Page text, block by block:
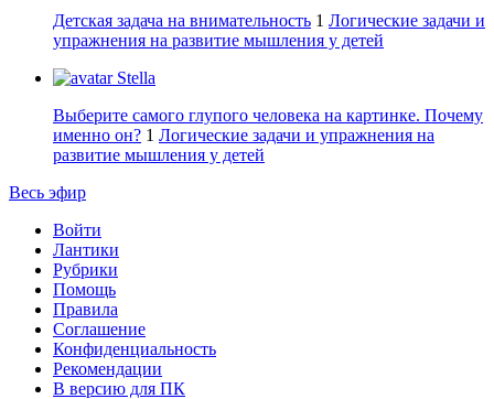
Детская задача на внимательность 1 Логические задачи и
упражнения на развитие мышления у детей
Stella
Выберите самого глупого человека на картинке. Почему
именно он? 1 Логические задачи и упражнения на
развитие мышления у детей
Весь эфир
Войти
Лантики
Рубрики
Помощь
Правила
Соглашение
Конфиденциальность
Рекомендации
В версию для ПК